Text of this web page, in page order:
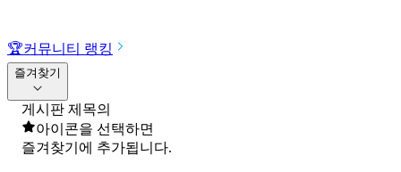
🏆커뮤니티 랭킹
즐겨찾기
게시판 제목의
아이콘을 선택하면
즐겨찾기에 추가됩니다.